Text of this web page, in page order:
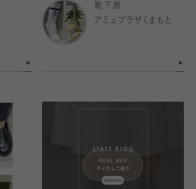
靴下屋
アミュプラザくまもと